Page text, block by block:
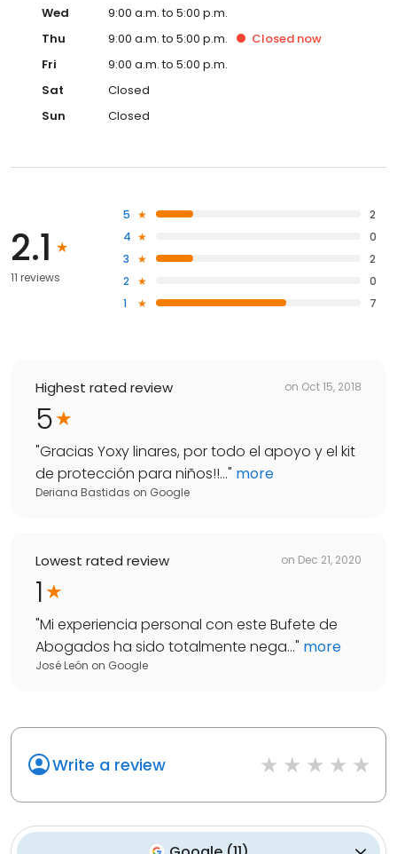
Wed
9:00 a.m. to 5:00 p.m.
Thu
9:00 a.m. to 5:00 p.m. Closed now
Fri
9:00 a.m. to 5:00 p.m.
Sat
Closed
Sun
Closed
2.1
11 reviews
5
2
4
0
3
2
2
0
1
7
Highest rated review on Oct 15, 2018
5
"Gracias Yoxy linares, por todo el apoyo y el kit
de protección para niños!!..." more
Deriana Bastidas on Google
Lowest rated review on Dec 21, 2020
1
"Mi experiencia personal con este Bufete de
Abogados ha sido totalmente nega..." more
José León on Google
Write a review